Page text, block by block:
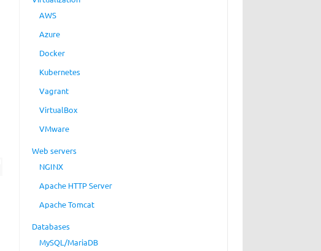
AWS
Azure
Docker
Kubernetes
Vagrant
VirtualBox
VMware
Web servers
NGINX
Apache HTTP Server
Apache Tomcat
Databases
MySQL/MariaDB